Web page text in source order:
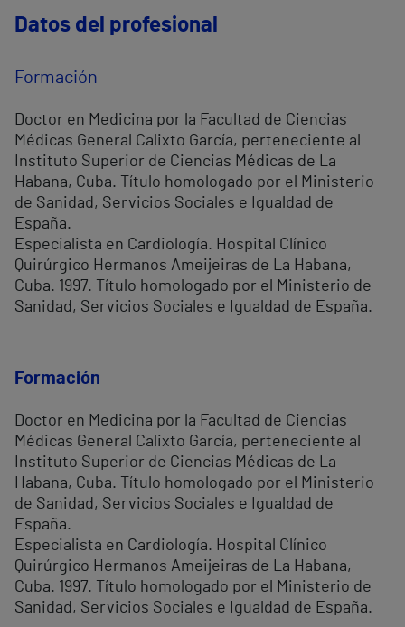
Datos del profesional
Formación
Doctor en Medicina por la Facultad de Ciencias
Médicas General Calixto García, perteneciente al
Instituto Superior de Ciencias Médicas de La
Habana, Cuba. Título homologado por el Ministerio
de Sanidad, Servicios Sociales e Igualdad de
España.
Especialista en Cardiología. Hospital Clínico
Quirúrgico Hermanos Ameijeiras de La Habana,
Cuba. 1997. Título homologado por el Ministerio de
Sanidad, Servicios Sociales e Igualdad de España.
Formación
Doctor en Medicina por la Facultad de Ciencias
Médicas General Calixto García, perteneciente al
Instituto Superior de Ciencias Médicas de La
Habana, Cuba. Título homologado por el Ministerio
de Sanidad, Servicios Sociales e Igualdad de
España.
Especialista en Cardiología. Hospital Clínico
Quirúrgico Hermanos Ameijeiras de La Habana,
Cuba. 1997. Título homologado por el Ministerio de
Sanidad, Servicios Sociales e Igualdad de España.